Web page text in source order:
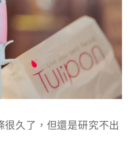
很久了，但還是研究不出